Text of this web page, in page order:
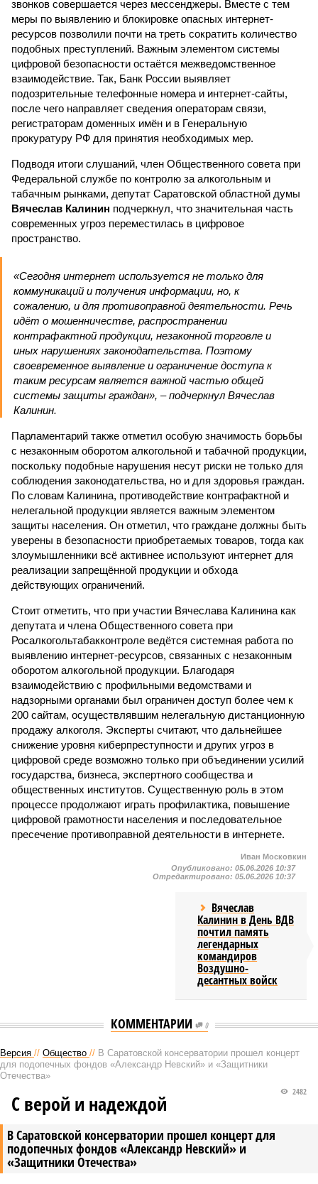
звонков совершается через мессенджеры. Вместе с тем
меры по выявлению и блокировке опасных интернет-
ресурсов позволили почти на треть сократить количество
подобных преступлений. Важным элементом системы
цифровой безопасности остаётся межведомственное
взаимодействие. Так, Банк России выявляет
подозрительные телефонные номера и интернет-сайты,
после чего направляет сведения операторам связи,
регистраторам доменных имён и в Генеральную
прокуратуру РФ для принятия необходимых мер.
Подводя итоги слушаний, член Общественного совета при
Федеральной службе по контролю за алкогольным и
табачным рынками, депутат Саратовской областной думы
Вячеслав Калинин подчеркнул, что значительная часть
современных угроз переместилась в цифровое
пространство.
«Сегодня интернет используется не только для
коммуникаций и получения информации, но, к
сожалению, и для противоправной деятельности. Речь
идёт о мошенничестве, распространении
контрафактной продукции, незаконной торговле и
иных нарушениях законодательства. Поэтому
своевременное выявление и ограничение доступа к
таким ресурсам является важной частью общей
системы защиты граждан», – подчеркнул Вячеслав
Калинин.
Парламентарий также отметил особую значимость борьбы
с незаконным оборотом алкогольной и табачной продукции,
поскольку подобные нарушения несут риски не только для
соблюдения законодательства, но и для здоровья граждан.
По словам Калинина, противодействие контрафактной и
нелегальной продукции является важным элементом
защиты населения. Он отметил, что граждане должны быть
уверены в безопасности приобретаемых товаров, тогда как
злоумышленники всё активнее используют интернет для
реализации запрещённой продукции и обхода
действующих ограничений.
Стоит отметить, что при участии Вячеслава Калинина как
депутата и члена Общественного совета при
Росалкогольтабакконтроле ведётся системная работа по
выявлению интернет-ресурсов, связанных с незаконным
оборотом алкогольной продукции. Благодаря
взаимодействию с профильными ведомствами и
надзорными органами был ограничен доступ более чем к
200 сайтам, осуществлявшим нелегальную дистанционную
продажу алкоголя. Эксперты считают, что дальнейшее
снижение уровня киберпреступности и других угроз в
цифровой среде возможно только при объединении усилий
государства, бизнеса, экспертного сообщества и
общественных институтов. Существенную роль в этом
процессе продолжают играть профилактика, повышение
цифровой грамотности населения и последовательное
пресечение противоправной деятельности в интернете.
Иван Московкин
Опубликовано: 05.06.2026 10:37
Отредактировано: 05.06.2026 10:37
Вячеслав
Калинин в День ВДВ
почтил память
легендарных
командиров
Воздушно-
десантных войск
КОММЕНТАРИИ 0
Версия // Общество // В Саратовской консерватории прошел концерт
для подопечных фондов «Александр Невский» и «Защитники
Отечества»
В Саратовской консерватории прошел концерт для
подопечных фондов «Александр Невский» и
«Защитники Отечества»
2482
С верой и надеждой